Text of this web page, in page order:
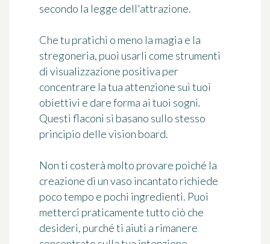
secondo la legge dell'attrazione.
Che tu pratichi o meno la magia e la
stregoneria, puoi usarli come strumenti
di visualizzazione positiva per
concentrare la tua attenzione sui tuoi
obiettivi e dare forma ai tuoi sogni.
Questi flaconi si basano sullo stesso
principio delle vision board.
Non ti costerà molto provare poiché la
creazione di un vaso incantato richiede
poco tempo e pochi ingredienti. Puoi
metterci praticamente tutto ciò che
desideri, purché ti aiuti a rimanere